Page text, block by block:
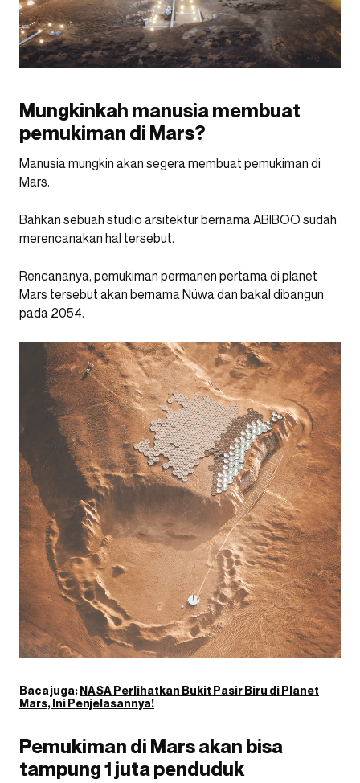
Mungkinkah manusia membuat
pemukiman di Mars?
Manusia mungkin akan segera membuat pemukiman di
Mars.
Bahkan sebuah studio arsitektur bernama ABIBOO sudah
merencanakan hal tersebut.
Rencananya, pemukiman permanen pertama di planet
Mars tersebut akan bernama Nüwa dan bakal dibangun
pada 2054.
Baca juga:NASA Perlihatkan Bukit Pasir Biru di Planet
Mars, Ini Penjelasannya!
Pemukiman di Mars akan bisa
tampung 1 juta penduduk